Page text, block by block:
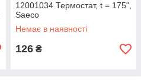
12001034 Термостат, t = 175",
Saeco
Немає в наявності
126 ₴